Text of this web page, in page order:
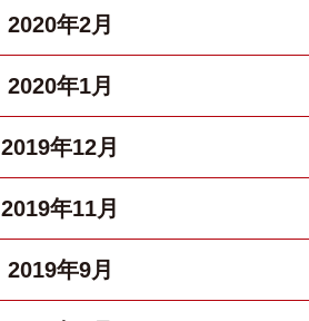
2020年2月
2020年1月
2019年12月
2019年11月
2019年9月